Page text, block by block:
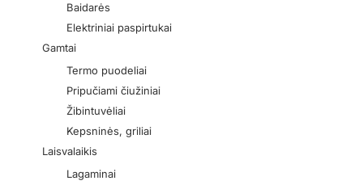
Baidarės
Elektriniai paspirtukai
Gamtai
Termo puodeliai
Pripučiami čiužiniai
Žibintuvėliai
Kepsninės, griliai
Laisvalaikis
Lagaminai